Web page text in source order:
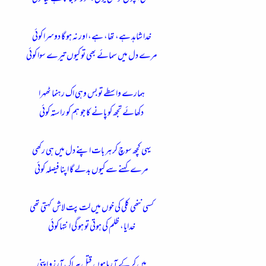
خدا شاہد ہے، تھا، ہے، اور نہ ہو گا دوسرا کوئی
مرے دل میں سمائے بھی تو کیوں تیرے سوا کوئی
ہمارے واسطے تو بس وہی اک رہنما ٹھہرا
دکھائے تجھ کو پانے کا جو ہم کو راستہ کوئی
یہی کچھ سوچ کر ہر بات اپنے دل میں ہی رکھی
مرے کہنے سے کیوں بدلے گا اپنا فیصلہ کوئی
کسی ننھی کلی کی خوں میں لت پت لاش کہتی تھی
خدایا، ظلم کی ہوتی تو ہو گی انتہا کوئی